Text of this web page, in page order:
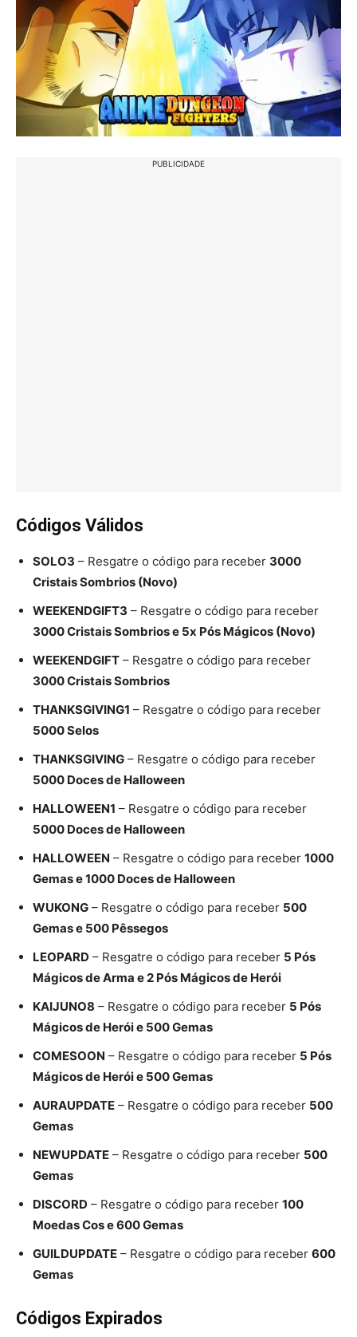
PUBLICIDADE
Códigos Válidos
SOLO3 – Resgatre o código para receber 3000
Cristais Sombrios (Novo)
WEEKENDGIFT3 – Resgatre o código para receber
3000 Cristais Sombrios e 5x Pós Mágicos (Novo)
WEEKENDGIFT – Resgatre o código para receber
3000 Cristais Sombrios
THANKSGIVING1 – Resgatre o código para receber
5000 Selos
THANKSGIVING – Resgatre o código para receber
5000 Doces de Halloween
HALLOWEEN1 – Resgatre o código para receber
5000 Doces de Halloween
HALLOWEEN – Resgatre o código para receber 1000
Gemas e 1000 Doces de Halloween
WUKONG – Resgatre o código para receber 500
Gemas e 500 Pêssegos
LEOPARD – Resgatre o código para receber 5 Pós
Mágicos de Arma e 2 Pós Mágicos de Herói
KAIJUNO8 – Resgatre o código para receber 5 Pós
Mágicos de Herói e 500 Gemas
COMESOON – Resgatre o código para receber 5 Pós
Mágicos de Herói e 500 Gemas
AURAUPDATE – Resgatre o código para receber 500
Gemas
NEWUPDATE – Resgatre o código para receber 500
Gemas
DISCORD – Resgatre o código para receber 100
Moedas Cos e 600 Gemas
GUILDUPDATE – Resgatre o código para receber 600
Gemas
Códigos Expirados